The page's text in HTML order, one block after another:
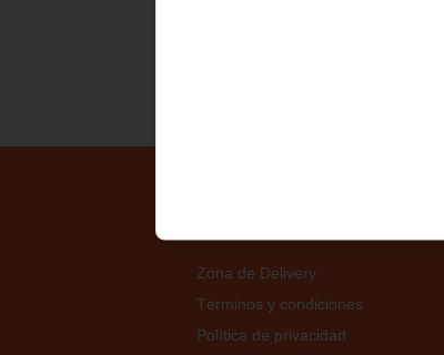
Zona de Delivery
Términos y condiciones
Política de privacidad